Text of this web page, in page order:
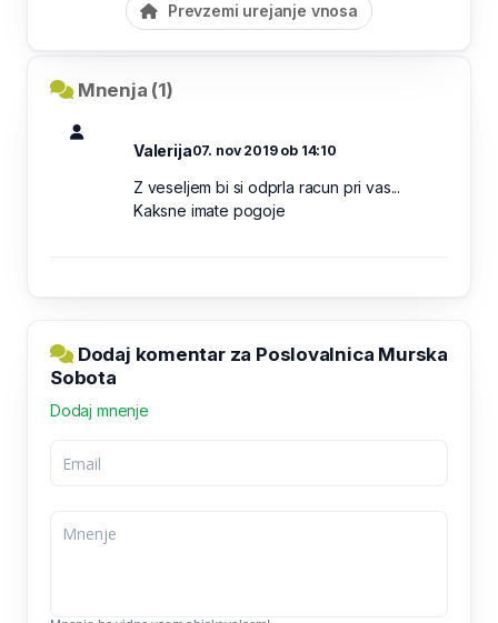
Prevzemi urejanje vnosa
Mnenja (1)
Valerija07. nov 2019 ob 14:10
Z veseljem bi si odprla racun pri vas...
Kaksne imate pogoje
Dodaj komentar za Poslovalnica Murska
Sobota
Dodaj mnenje